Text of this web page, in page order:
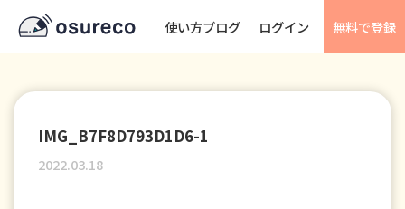
使い方ブログ ログイン 無料で登録
IMG_B7F8D793D1D6-1
2022.03.18